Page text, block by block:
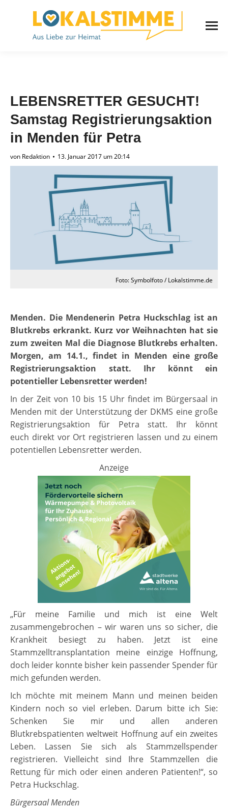
LEBENSRETTER GESUCHT!
Samstag Registrierungsaktion
in Menden für Petra
von Redaktion 13. Januar 2017 um 20:14
Foto: Symbolfoto / Lokalstimme.de
Menden. Die Mendenerin Petra Huckschlag ist an
Blutkrebs erkrankt. Kurz vor Weihnachten hat sie
zum zweiten Mal die Diagnose Blutkrebs erhalten.
Morgen, am 14.1., findet in Menden eine große
Registrierungsaktion statt. Ihr könnt ein
potentieller Lebensretter werden!
In der Zeit von 10 bis 15 Uhr findet im Bürgersaal in
Menden mit der Unterstützung der DKMS eine große
Registrierungsaktion für Petra statt. Ihr könnt
euch direkt vor Ort registrieren lassen und zu einem
potentiellen Lebensretter werden.
Anzeige
„Für meine Familie und mich ist eine Welt
zusammengebrochen – wir waren uns so sicher, die
Krankheit besiegt zu haben. Jetzt ist eine
Stammzelltransplantation meine einzige Hoffnung,
doch leider konnte bisher kein passender Spender für
mich gefunden werden.
Ich möchte mit meinem Mann und meinen beiden
Kindern noch so viel erleben. Darum bitte ich Sie:
Schenken Sie mir und allen anderen
Blutkrebspatienten weltweit Hoffnung auf ein zweites
Leben. Lassen Sie sich als Stammzellspender
registrieren. Vielleicht sind Ihre Stammzellen die
Rettung für mich oder einen anderen Patienten!“, so
Petra Huckschlag.
Bürgersaal Menden